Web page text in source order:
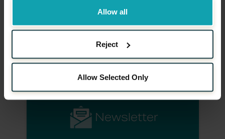
Allow all
Reject
Allow Selected Only
Newsletter